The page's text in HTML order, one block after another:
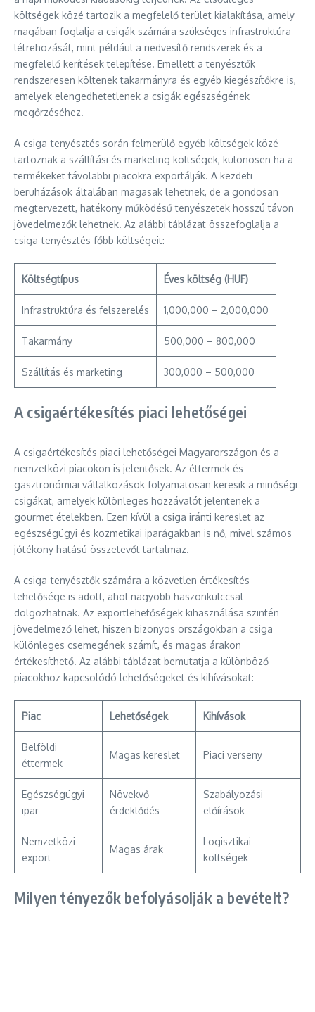
költségek közé tartozik a megfelelő terület kialakítása, amely
magában foglalja a csigák számára szükséges infrastruktúra
létrehozását, mint például a nedvesítő rendszerek és a
megfelelő kerítések telepítése. Emellett a tenyésztők
rendszeresen költenek takarmányra és egyéb kiegészítőkre is,
amelyek elengedhetetlenek a csigák egészségének
megőrzéséhez.
A csiga-tenyésztés során felmerülő egyéb költségek közé
tartoznak a szállítási és marketing költségek, különösen ha a
termékeket távolabbi piacokra exportálják. A kezdeti
beruházások általában magasak lehetnek, de a gondosan
megtervezett, hatékony működésű tenyészetek hosszú távon
jövedelmezők lehetnek. Az alábbi táblázat összefoglalja a
csiga-tenyésztés főbb költségeit:
Költségtípus Éves költség (HUF)
Infrastruktúra és felszerelés 1,000,000 – 2,000,000
Takarmány 500,000 – 800,000
Szállítás és marketing 300,000 – 500,000
A csigaértékesítés piaci lehetőségei
A csigaértékesítés piaci lehetőségei Magyarországon és a
nemzetközi piacokon is jelentősek. Az éttermek és
gasztronómiai vállalkozások folyamatosan keresik a minőségi
csigákat, amelyek különleges hozzávalót jelentenek a
gourmet ételekben. Ezen kívül a csiga iránti kereslet az
egészségügyi és kozmetikai iparágakban is nő, mivel számos
jótékony hatású összetevőt tartalmaz.
A csiga-tenyésztők számára a közvetlen értékesítés
lehetősége is adott, ahol nagyobb haszonkulccsal
dolgozhatnak. Az exportlehetőségek kihasználása szintén
jövedelmező lehet, hiszen bizonyos országokban a csiga
különleges csemegének számít, és magas árakon
értékesíthető. Az alábbi táblázat bemutatja a különböző
piacokhoz kapcsolódó lehetőségeket és kihívásokat:
Piac Lehetőségek Kihívások
Belföldi
éttermek
Magas kereslet Piaci verseny
Egészségügyi
ipar
Növekvő
érdeklődés
Szabályozási
előírások
Nemzetközi
export
Magas árak
Logisztikai
költségek
Milyen tényezők befolyásolják a bevételt?